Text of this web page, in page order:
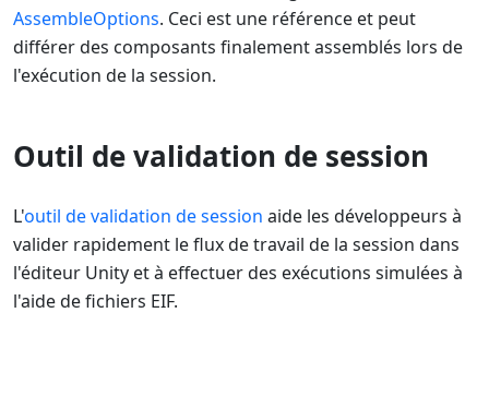
AssembleOptions. Ceci est une référence et peut
différer des composants finalement assemblés lors de
l'exécution de la session.
Outil de validation de session
L'outil de validation de session aide les développeurs à
valider rapidement le flux de travail de la session dans
l'éditeur Unity et à effectuer des exécutions simulées à
l'aide de fichiers EIF.